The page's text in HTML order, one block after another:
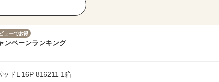
ューでお得
ンペーンランキング
ッドL 16P 816211 1箱